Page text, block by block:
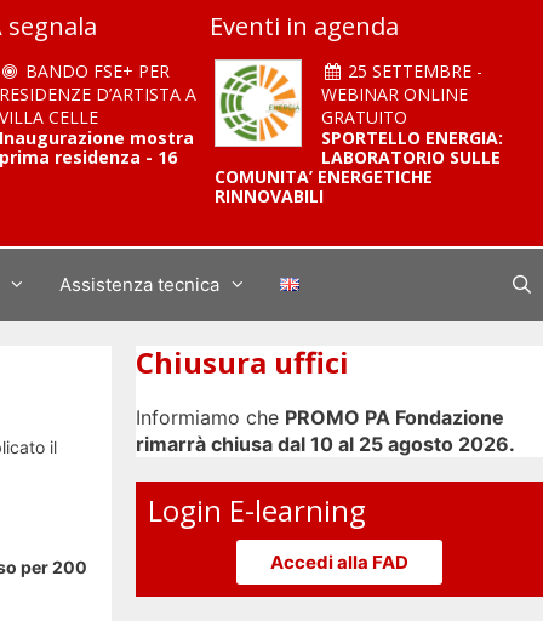
segnala
BANDO FSE+ PER
RESIDENZE D’ARTISTA A
VILLA CELLE
Inaugurazione mostra
prima residenza - 16
Eventi in agenda
25 SETTEMBRE -
WEBINAR ONLINE
GRATUITO
SPORTELLO ENERGIA:
LABORATORIO SULLE
COMUNITA’ ENERGETICHE
RINNOVABILI
Assistenza tecnica
il
per 200
Chiusura uffici
Informiamo che PROMO PA Fondazione
rimarrà chiusa dal 10 al 25 agosto 2026.
Login E-learning
Accedi alla FAD